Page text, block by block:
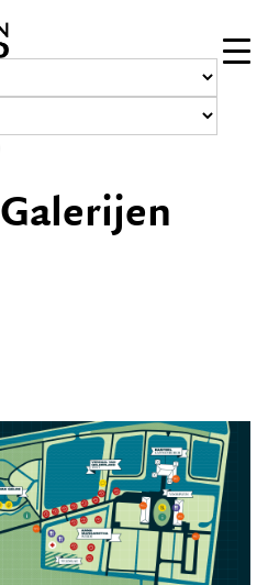
Galerijen